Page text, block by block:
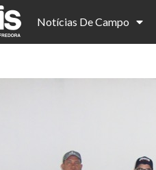
Notícias De Campo